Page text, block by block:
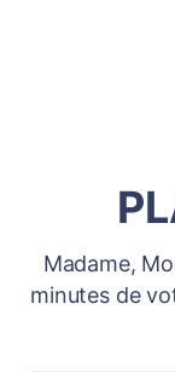
Madame,
minutes de